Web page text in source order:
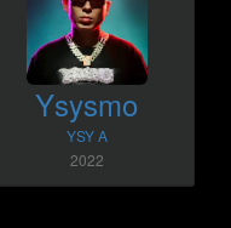
Ysysmo
YSY A
2022